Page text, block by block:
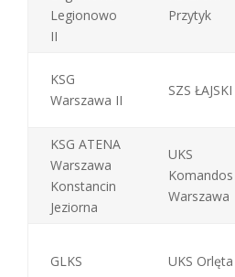
Legionowo
II
Przytyk
KSG
Warszawa II
SZS ŁAJSKI
KSG ATENA
Warszawa
Konstancin
Jeziorna
UKS
Komandos
Warszawa
GLKS
UKS Orlęta